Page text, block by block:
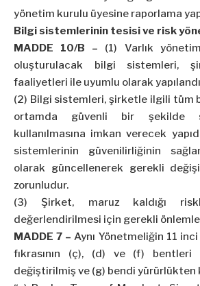
yönetim kurulu üyesine raporlama
Bilgi sistemlerinin tesisi ve risk
MADDE 10/B – (1) Varlık
oluşturulacak bilgi sistemleri,
faaliyetleri ile uyumlu olarak
(2) Bilgi sistemleri, şirketle ilgili tüm
ortamda güvenli bir şekilde
kullanılmasına imkan verecek
sistemlerinin güvenilirliğinin
olarak güncellenerek gerekli
zorunludur.
(3) Şirket, maruz kaldığı
değerlendirilmesi için gerekli
MADDE 7 – Aynı Yönetmeliğin 11
fıkrasının (ç), (d) ve (f) bentleri
değiştirilmiş ve (g) bendi yürürlükten